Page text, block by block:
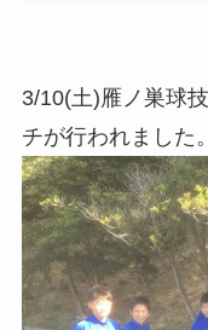
3/10(土)雁ノ巣球
チが行われました。